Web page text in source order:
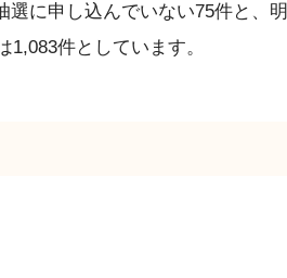
選に申し込んでいない75件と、明
件としています。